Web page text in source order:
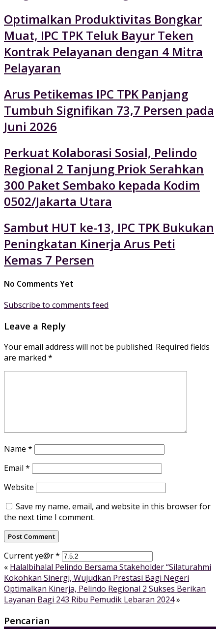
Optimalkan Produktivitas Bongkar
Muat, IPC TPK Teluk Bayur Teken
Kontrak Pelayanan dengan 4 Mitra
Pelayaran
Arus Petikemas IPC TPK Panjang
Tumbuh Signifikan 73,7 Persen pada
Juni 2026
Perkuat Kolaborasi Sosial, Pelindo
Regional 2 Tanjung Priok Serahkan
300 Paket Sembako kepada Kodim
0502/Jakarta Utara
Sambut HUT ke-13, IPC TPK Bukukan
Peningkatan Kinerja Arus Peti
Kemas 7 Persen
No Comments Yet
Subscribe to comments feed
Leave a Reply
Your email address will not be published. Required fields
are marked *
Name *
Email *
Website
Save my name, email, and website in this browser for
the next time I comment.
Current ye@r*
« Halalbihalal Pelindo Bersama Stakeholder “Silaturahmi
Kokohkan Sinergi, Wujudkan Prestasi Bagi Negeri
Optimalkan Kinerja, Pelindo Regional 2 Sukses Berikan
Layanan Bagi 243 Ribu Pemudik Lebaran 2024»
Pencarian